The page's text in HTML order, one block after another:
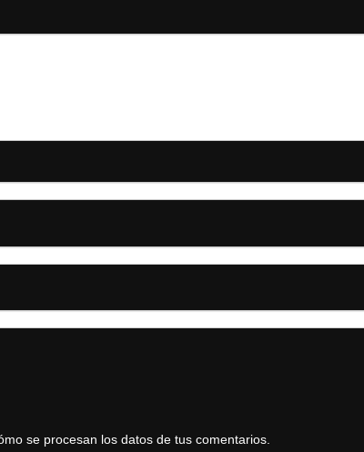
se procesan los datos de tus comentarios.